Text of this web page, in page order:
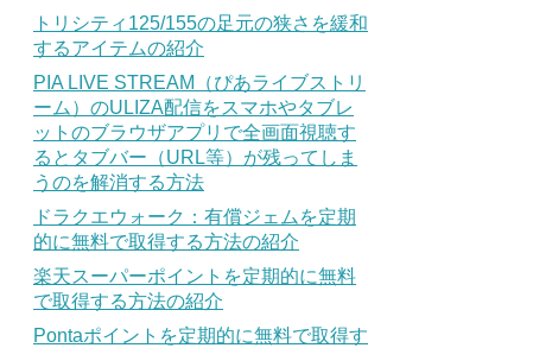
トリシティ125/155の足元の狭さを緩和
するアイテムの紹介
PIA LIVE STREAM（ぴあライブストリ
ーム）のULIZA配信をスマホやタブレ
ットのブラウザアプリで全画面視聴す
るとタブバー（URL等）が残ってしま
うのを解消する方法
ドラクエウォーク：有償ジェムを定期
的に無料で取得する方法の紹介
楽天スーパーポイントを定期的に無料
で取得する方法の紹介
Pontaポイントを定期的に無料で取得す